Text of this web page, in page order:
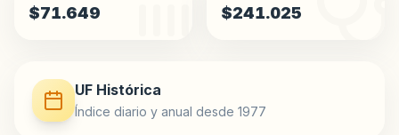
$71.649 $241.025
UF Histórica
Índice diario y anual desde 1977